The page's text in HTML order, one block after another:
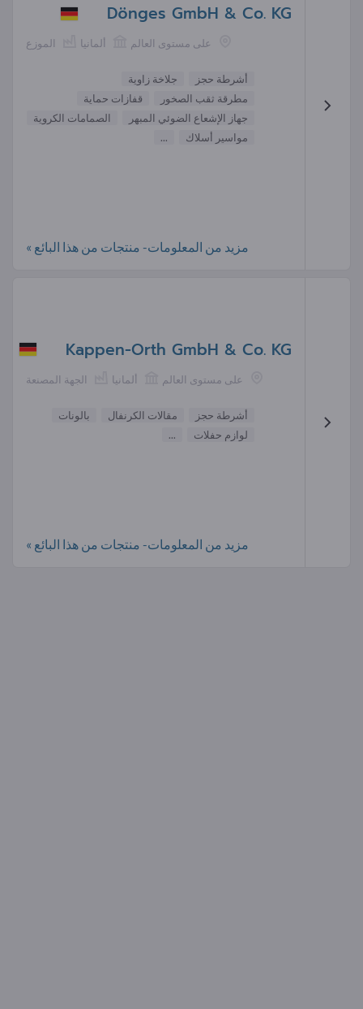
Dönges GmbH & Co. KG
الموزع ألمانيا على مستوى العالم
أشرطة حجز
جلاخة زاوية
مطرقة ثقب الصخور
قفازات حماية
جهاز الإشعاع الضوئي المبهر
الصمامات الكروية
مواسير أسلاك
...
مزيد من المعلومات- منتجات من هذا البائع »
Kappen-Orth GmbH & Co. KG
الجهة المصنعة ألمانيا على مستوى العالم
أشرطة حجز مقالات الكرنفال
بالونات
لوازم حفلات
...
مزيد من المعلومات- منتجات من هذا البائع »